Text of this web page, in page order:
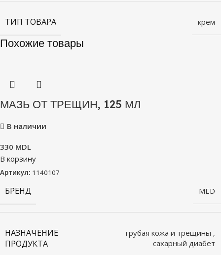
ТИП ТОВАРА крем
Похожие товары
МАЗЬ ОТ ТРЕЩИН, 125 МЛ
В наличии
330 MDL
В корзину
Артикул: 1140107
БРЕНД MED
НАЗНАЧЕНИЕ
ПРОДУКТА
грубая кожа и трещины ,
сахарный диабет